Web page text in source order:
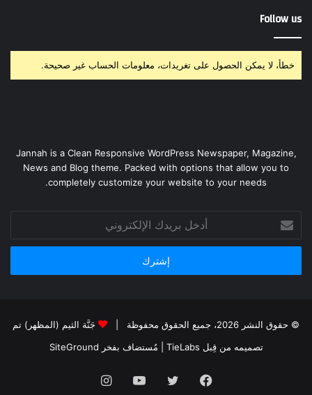
Follow us
خطأ، لا يمكن الحصول على تغريدات، معلومات الحساب غير صحيحة.
Jannah is a Clean Responsive WordPress Newspaper, Magazine,
News and Blog theme. Packed with options that allow you to
completely customize your website to your needs.
بريدك
الإلكتروني
© حقوق النشر 2026، جميع الحقوق محفوظة |
جَنَّة الثيم (المظهر) تم
تصميمه من قِبل TieLabs
| مُستضاف بفخر SiteGround
فيسبوك تويتر يوتيوبانستقرام